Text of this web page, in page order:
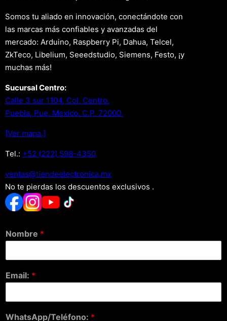
Somos tu aliado en innovación, conectándote con
las marcas más confiables y avanzadas del
mercado: Arduino, Raspberry Pi, Dahua, Telcel,
ZkTeco, Libelium, Seeedstudio, Siemens, Festo, ¡y
muchas más!
Sucursal Centro:
Calle 3 sur 1104, Col. Centro.
Puebla, Pue. Mexico. C.P. 72000.
[Ver mapa.]
Tel.: +52 (222) 598-4350
xm.acinortceleedneit@satnev
No te pierdas los descuentos exclusivos .
Nombre *
Email: *
WhatsApp/Teléfono: *